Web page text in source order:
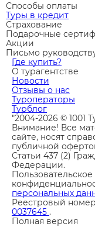
Способы оплаты
Туры в кредит
Страхование
Подарочные
Акции
Письмо
Где купить?
О турагентстве
Новости
Отзывы о нас
Туроператоры
Турблог
"2004-2026 © 1001
Внимание! Все
сайте, носят
публичной
Статьи 437 (2)
Федерации.
персональных
Реестровый
0037645 .
Полная версия